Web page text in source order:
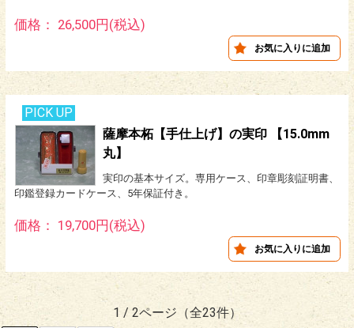
価格： 26,500円(税込)
PICK UP
薩摩本柘【手仕上げ】の実印 【15.0mm
丸】
実印の基本サイズ。専用ケース、印章彫刻証明書、
印鑑登録カードケース、5年保証付き。
価格： 19,700円(税込)
1 / 2ページ （全23件）